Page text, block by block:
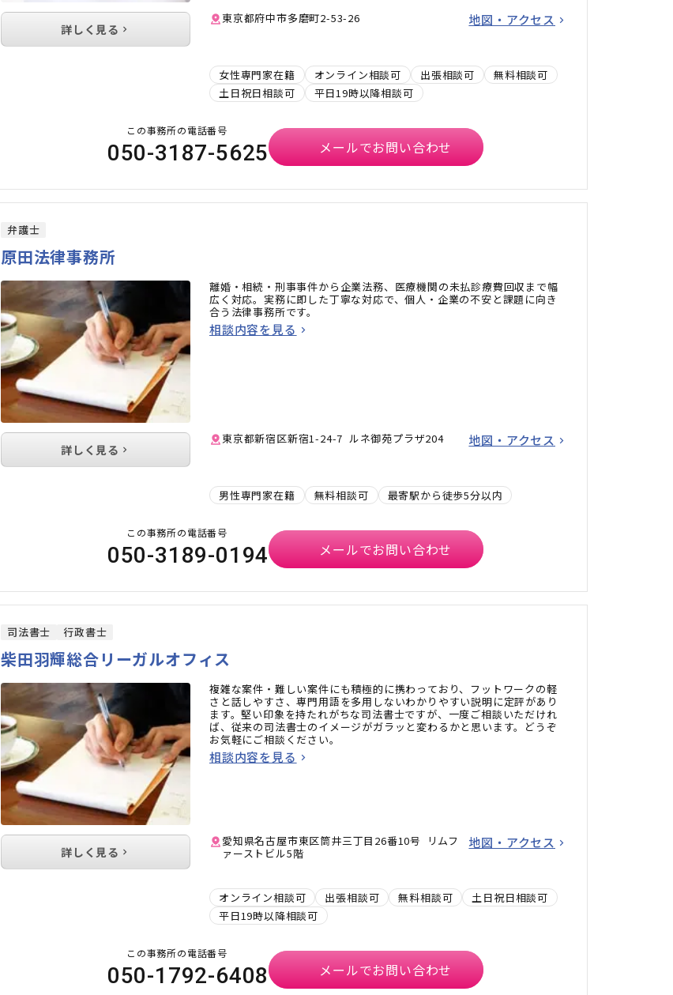
東京都府中市多磨町2-53-26 地図・アクセス
女性専門家在籍 オンライン相談可 出張相談可
無料相談可
土日祝日相談可
平日19時以降相談可
詳しく見る
この事務所の電話番号
050-3187-5625 メールでお問い合わせ
弁護士
原田法律事務所
離婚・相続・刑事事件から企業法務、医療機関の未払診療費回収まで幅
広く対応。実務に即した丁寧な対応で、個人・企業の不安と課題に向き
合う法律事務所です。
相談内容を見る
東京都新宿区新宿1-24-7 ルネ御苑プラザ204 地図・アクセス
男性専門家在籍 無料相談可 最寄駅から徒歩5分以内
詳しく見る
この事務所の電話番号
050-3189-0194 メールでお問い合わせ
司法書士 行政書士
柴田羽輝総合リーガルオフィス
複雑な案件・難しい案件にも積極的に携わっており、フットワークの軽
さと話しやすさ、専門用語を多用しないわかりやすい説明に定評があり
ます。堅い印象を持たれがちな司法書士ですが、一度ご相談いただけれ
ば、従来の司法書士のイメージがガラッと変わるかと思います。どうぞ
お気軽にご相談ください。
相談内容を見る
愛知県名古屋市東区筒井三丁目26番10号 リムフ
ァーストビル5階
地図・アクセス
オンライン相談可 出張相談可 無料相談可
土日祝日相談可
平日19時以降相談可
詳しく見る
この事務所の電話番号
050-1792-6408 メールでお問い合わせ